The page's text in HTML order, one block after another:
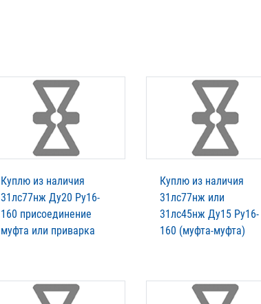
Куплю из наличия
31лс77нж Ду20 Ру16-
160 присоединение
муфта или приварка
Куплю из наличия
31лс77нж или
31лс45нж Ду15 Ру16-
160 (муфта-муфта)